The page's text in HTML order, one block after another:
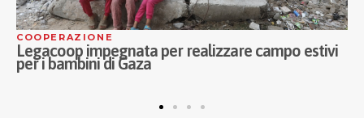
COOPERAZIONE
Legacoop impegnata per realizzare campo estivi
per i bambini di Gaza